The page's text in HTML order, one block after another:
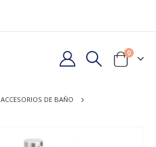
0
ACCESORIOS DE BAÑO